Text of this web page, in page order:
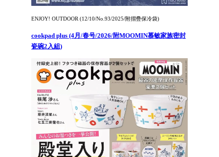
ENJOY! OUTDOOR (12/10/No.93/2025/附摺疊保冷袋)
cookpad plus (4月/春号/2026/附MOOMIN慕敏家族密封
瓷碗2入組)